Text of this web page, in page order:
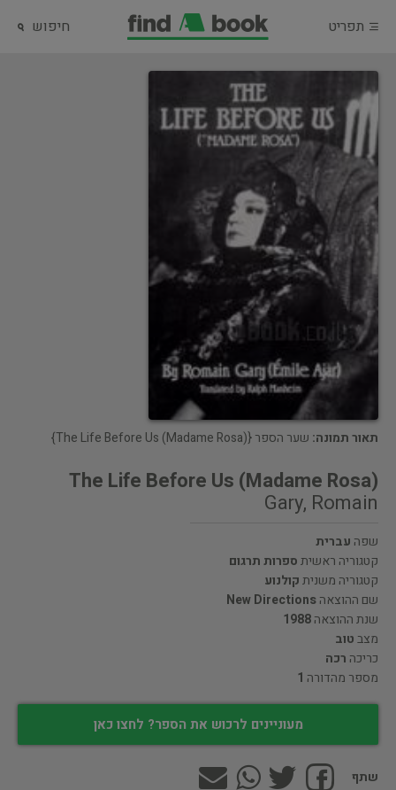
תפריט חיפוש
תאור תמונה: שער הספר {(The Life Before Us (Madame Rosa}
(The Life Before Us (Madame Rosa
Gary, Romain
שפה עברית
קטגוריה ראשיתספרות תרגום
קטגוריה משניתקולנוע
שם ההוצאהNew Directions
שנת ההוצאה1988
מצבטוב
כריכה רכה
מספר מהדורה 1
מעוניינים לרכוש את הספר? לחצו כאן
שתף